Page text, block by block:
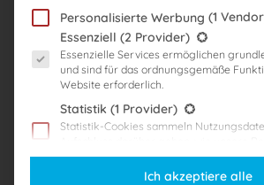
Die Steuerberaterprüfung ist eine der
Qualifikationen und besteht aus zwei
schriftlichen Prüfung und einer mündlichen
Abschnitte sind darauf ausgelegt, dein
sowie deine berufliche Eignung zu testen. Hier
umfassenden Überblick über den Ablauf der
Der schriftliche Teil der Steuerberaterprüfung
Personalisierte Werbung (1
Es folgt eine Liste der Service-Gruppen,
Essenziell (2 Provider)
Essenzielle Services ermöglichen
und sind für das ordnungsgemäße
Website erforderlich.
Statistik (1 Provider)
Statistik-Cookies sammeln
Website umgehen.
(3 Provider)
Ich akzeptiere alle